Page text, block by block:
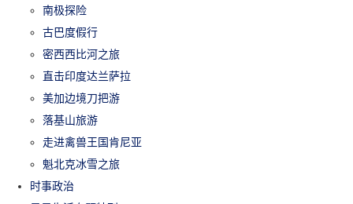
南极探险
古巴度假行
密西西比河之旅
直击印度达兰萨拉
美加边境刀把游
落基山旅游
走进禽兽王国肯尼亚
魁北克冰雪之旅
时事政治